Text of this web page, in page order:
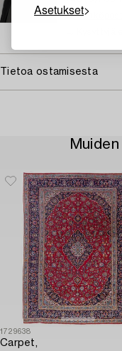
AsetuksetSähköposti
Tietoa ostamisesta
1729638
Carpet,